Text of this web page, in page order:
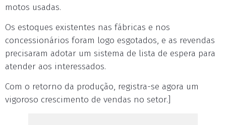
motos usadas.
Os estoques existentes nas fábricas e nos
concessionários foram logo esgotados, e as revendas
precisaram adotar um sistema de lista de espera para
atender aos interessados.
Com o retorno da produção, registra-se agora um
vigoroso crescimento de vendas no setor.]